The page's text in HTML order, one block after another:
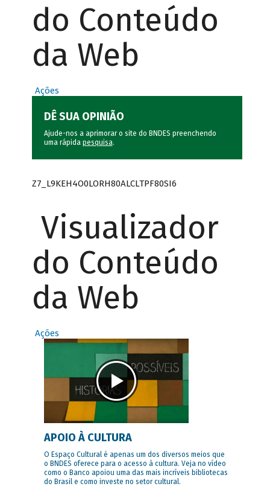
do Conteúdo
da Web
Ações
DÊ SUA OPINIÃO
Ajude-nos a aprimorar o site do BNDES preenchendo
uma rápida pesquisa.
Z7_L9KEH4O0LORH80ALCLTPF80SI6
Visualizador
do Conteúdo
da Web
Ações
APOIO À CULTURA
O Espaço Cultural é apenas um dos diversos meios que
o BNDES oferece para o acesso à cultura. Veja no vídeo
como o Banco apoiou uma das mais incríveis bibliotecas
do Brasil e como investe no setor cultural.